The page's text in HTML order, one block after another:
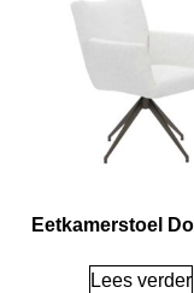
Eetkamerstoel
Lees verder